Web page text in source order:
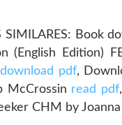
SIMILARES: Book
(English Edition)
download pdf,
McCrossin read pdf
CHM by